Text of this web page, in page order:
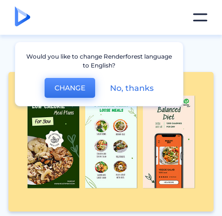
Would you like to change Renderforest language
to English?
CHANGE No, thanks